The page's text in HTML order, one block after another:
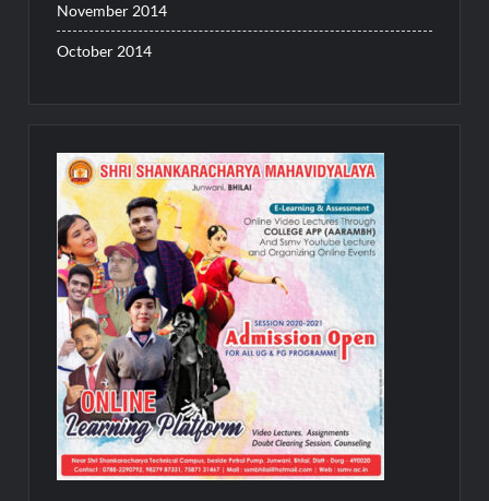
November 2014
October 2014